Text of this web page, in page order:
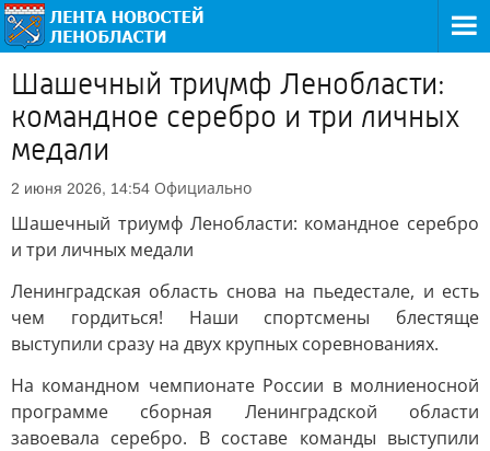
Шашечный триумф Ленобласти:
командное серебро и три личных
медали
2 июня 2026, 14:54 Официально
Шашечный триумф Ленобласти: командное серебро
и три личных медали
Ленинградская область снова на пьедестале, и есть
чем гордиться! Наши спортсмены блестяще
выступили сразу на двух крупных соревнованиях.
На командном чемпионате России в молниеносной
программе сборная Ленинградской области
завоевала серебро. В составе команды выступили